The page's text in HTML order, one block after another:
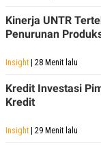
SITEMAPPROFILE
PEMBERITAAN
PRIVACY
POLICY
Kinerja UNTR
Penurunan
Insight | 28 Menit lalu
Kredit Investasi
Kredit
Insight | 29 Menit lalu